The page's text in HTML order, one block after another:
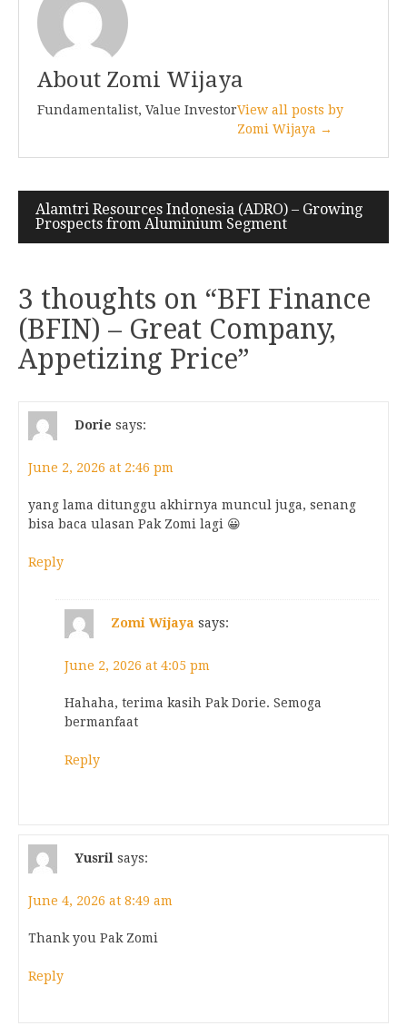
About Zomi Wijaya
Fundamentalist, Value InvestorView all posts by
Zomi Wijaya →
Post
navigation
Alamtri Resources Indonesia (ADRO) – Growing
Prospects from Aluminium Segment
3 thoughts on “BFI Finance
(BFIN) – Great Company,
Appetizing Price”
Dorie says:
June 2, 2026 at 2:46 pm
yang lama ditunggu akhirnya muncul juga, senang
bisa baca ulasan Pak Zomi lagi 😀
Reply
Zomi Wijaya says:
June 2, 2026 at 4:05 pm
Hahaha, terima kasih Pak Dorie. Semoga
bermanfaat
Reply
Yusril says:
June 4, 2026 at 8:49 am
Thank you Pak Zomi
Reply